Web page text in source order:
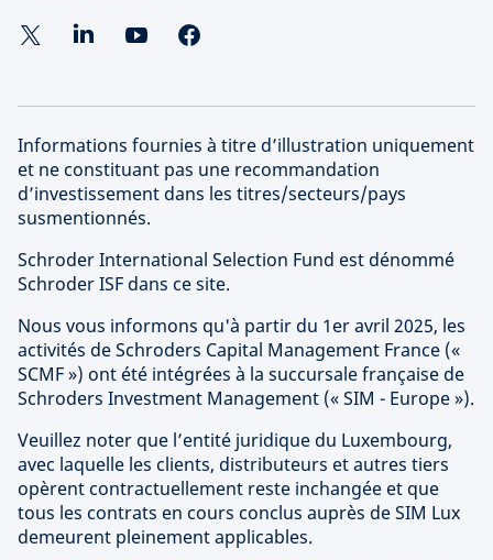
Informations fournies à titre d’illustration uniquement
et ne constituant pas une recommandation
d’investissement dans les titres/secteurs/pays
susmentionnés.
Schroder International Selection Fund est dénommé
Schroder ISF dans ce site.
Nous vous informons qu'à partir du 1er avril 2025, les
activités de Schroders Capital Management France («
SCMF ») ont été intégrées à la succursale française de
Schroders Investment Management (« SIM - Europe »).
Veuillez noter que l’entité juridique du Luxembourg,
avec laquelle les clients, distributeurs et autres tiers
opèrent contractuellement reste inchangée et que
tous les contrats en cours conclus auprès de SIM Lux
demeurent pleinement applicables.